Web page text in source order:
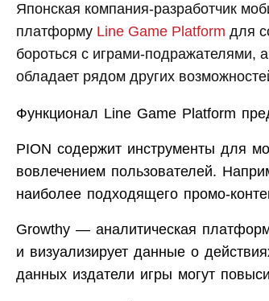
Японская компания-разработчик
платформу Line Game Platform для
бороться с играми-подражателями,
обладает рядом других
Функционал Line Game Platform
PION содержит инструменты для
вовлечением пользователей.
наиболее подходящего промо-
Growthy — аналитическая
и визуализирует данные о
данных издатели игры могут